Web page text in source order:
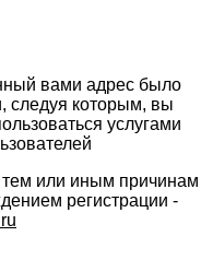
вами адрес было
следуя которым, вы
услугами
тем или иным причинам
регистрации -